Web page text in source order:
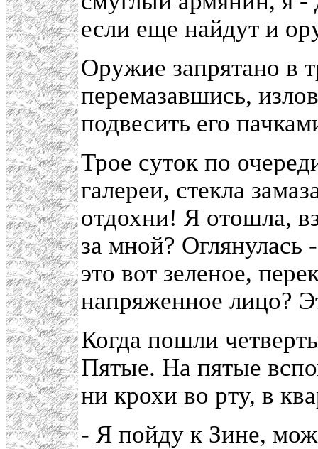
если еще найдут и
Оружие запрятано в
перемазавшись,
подвесить его
Трое суток по
галереи, стекла
отдохни! Я отошла,
за мной? Оглянулась
это вот зеленое,
напряженное лицо?
Когда пошли
Пятые. На пятые
ни крохи во рту, в
- Я пойду к Зине,